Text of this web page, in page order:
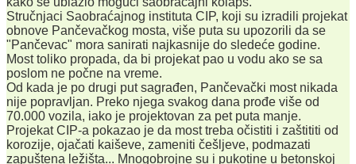
Stručnjaci Saobraćajnog instituta CIP, koji su izradili projekat
obnove Pančevačkog mosta, više puta su upozorili da se
"Pančevac" mora sanirati najkasnije do sledeće godine.
Most toliko propada, da bi projekat pao u vodu ako se sa
poslom ne počne na vreme.
Od kada je po drugi put sagrađen, Pančevački most nikada
nije popravljan. Preko njega svakog dana prođe više od
70.000 vozila, iako je projektovan za pet puta manje.
Projekat CIP-a pokazao je da most treba očistiti i zaštititi od
korozije, ojačati kaiševe, zameniti češljeve, podmazati
zapuštena ležišta... Mnogobrojne su i pukotine u betonskoj